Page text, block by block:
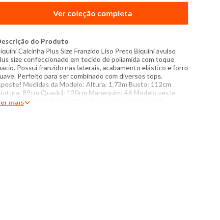
Ver coleção completa
do Produto
Calcinha Plus Size Franzido Liso Preto Biquíni avulso
size confeccionado em tecido de poliamida com toque
Possui franzido nas laterais, acabamento elástico e forro
Perfeito para ser combinado com diversos tops.
Medidas da Modelo: Altura: 1,73m Busto: 112cm
89cm Quadril: 120cm Manequim: 46 Modelo veste
no tamanho P Especificações: - Composição: 85%
mais